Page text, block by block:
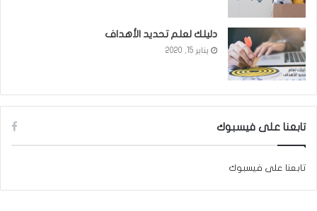
دليلك لعلم تحديد الأهداف
يناير 15, 2020
تابعنا على فيسبوك
تابعنا على فيسبوك